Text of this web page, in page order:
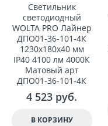
Светильник
светодиодный
WOLTA PRO Лайнер
ДПО01-36-101-4К
1230x180x40 мм
IP40 4100 лм 4000К
Матовый арт
ДПО01-36-101-4К
4 523 руб.
В КОРЗИНУ